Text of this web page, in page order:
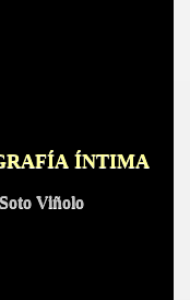
ÍNTIMA
Viñolo